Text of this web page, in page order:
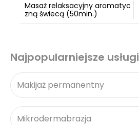
Masaż relaksacyjny aromatyc
zną świecą (50min.)
Najpopularniejsze usługi
Makijaż permanentny
Mikrodermabrazja